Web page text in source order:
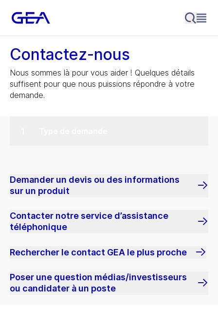
Contactez-nous
Nous sommes là pour vous aider ! Quelques détails
suffisent pour que nous puissions répondre à votre
demande.
Demander un devis ou des informations
sur un produit
Contacter notre service d’assistance
téléphonique
Rechercher le contact GEA le plus proche
Poser une question médias/investisseurs
ou candidater à un poste